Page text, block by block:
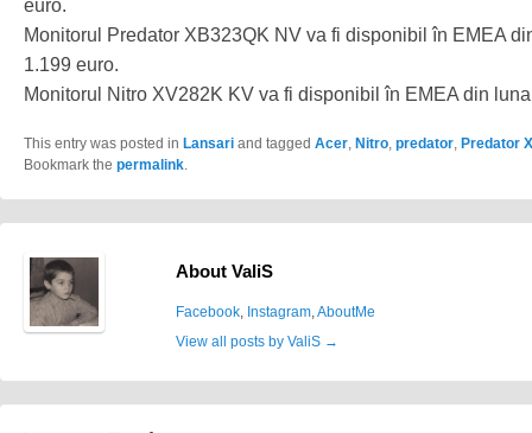
euro.
Monitorul Predator XB323QK NV va fi disponibil în EMEA
1.199 euro.
Monitorul Nitro XV282K KV va fi disponibil în EMEA din
This entry was posted in Lansari and tagged Acer, Nitro, predator, Predator
Bookmark the permalink.
About ValiS
Facebook, Instagram,AboutMe
View all posts by ValiS →